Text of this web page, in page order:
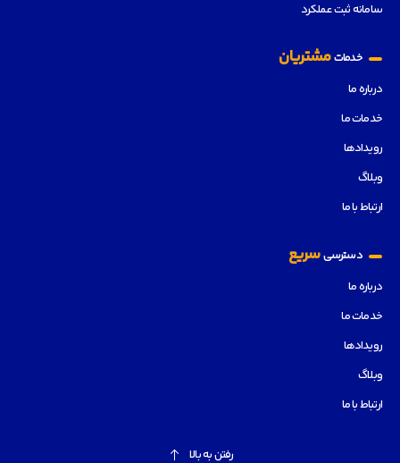
سامانه ثبت عملکرد
خدماتمشتریان
درباره ما
خدمات ما
رویدادها
وبلاگ
ارتباط با ما
دسترسیسریع
درباره ما
خدمات ما
رویدادها
وبلاگ
ارتباط با ما
رفتن به بالا